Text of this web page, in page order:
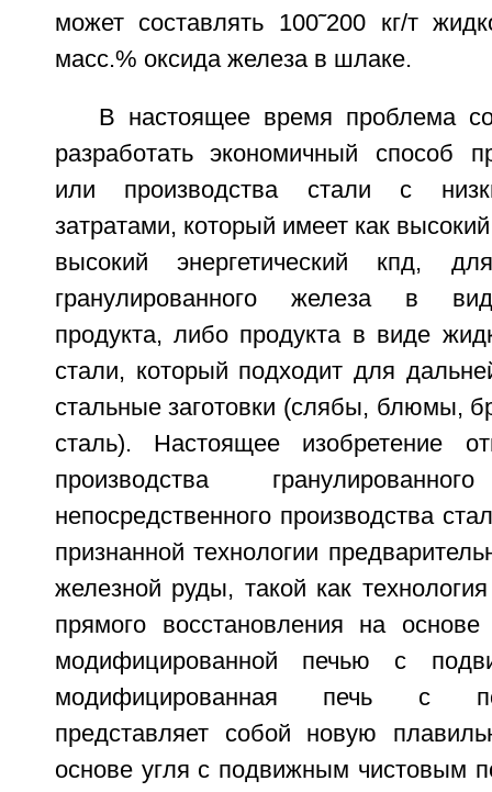
может составлять 100˜200 кг/т
масс.% оксида железа в шлаке.
В настоящее время проблема
разработать экономичный способ
или производства стали с
затратами, который имеет как
высокий энергетический кпд,
гранулированного железа в
продукта, либо продукта в виде
стали, который подходит для
стальные заготовки (слябы, блюмы,
сталь). Настоящее изобретение
производства
непосредственного производства
признанной технологии
железной руды, такой как
прямого восстановления на
модифицированной печью с
модифицированная печь с
представляет собой новую
основе угля с подвижным чистовым